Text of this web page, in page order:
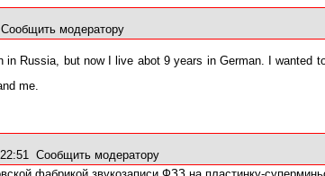
Сообщить модератору
in Russia, but now I live abot 9 years in German. I
me.
Сообщить модератору